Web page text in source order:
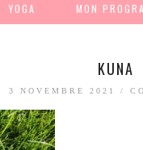
YOGA MON
KUNA
3 NOVEMBRE 2021 /